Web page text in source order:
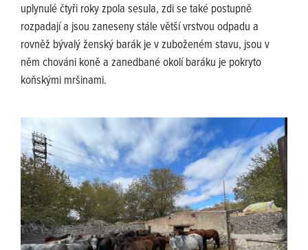
uplynulé čtyři roky zpola sesula, zdi se také postupně
rozpadají a jsou zaneseny stále větší vrstvou odpadu a
rovněž bývalý ženský barák je v zuboženém stavu, jsou v
něm chováni koně a zanedbané okolí baráku je pokryto
koňskými mršinami.